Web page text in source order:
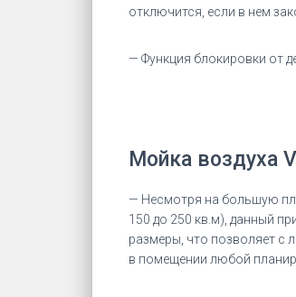
отключится, если в нем
— Функция блокировки от
Мойка воздуха
— Несмотря на большую
150 до 250 кв.м), данный
размеры, что позволяет с
в помещении любой